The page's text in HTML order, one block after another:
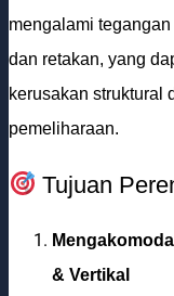
mengalami
dan retakan, yang
kerusakan struktural
pemeliharaan.
Tujuan
& Vertikal